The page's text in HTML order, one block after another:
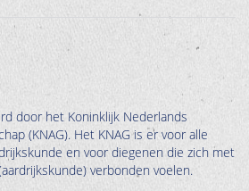
door het Koninklijk Nederlands
(KNAG). Het KNAG is er voor alle
en voor diegenen die zich met
verbonden voelen.